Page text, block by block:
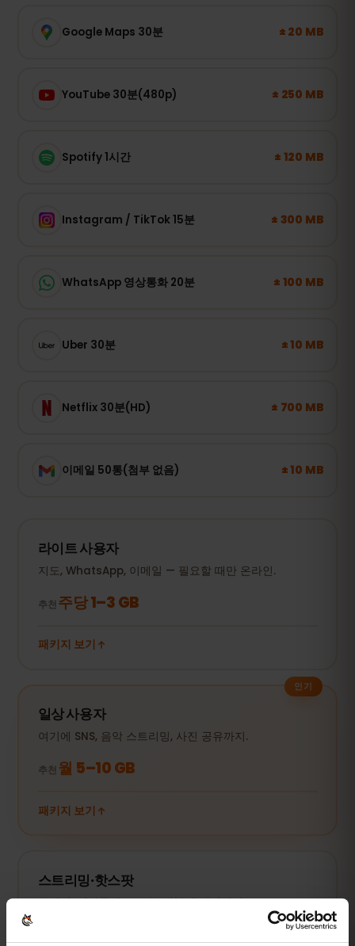
Google Maps 30분 ± 20 MB
YouTube 30분(480p) ± 250 MB
Spotify 1시간 ± 120 MB
Instagram / TikTok 15분 ± 300 MB
WhatsApp 영상통화 20분 ± 100 MB
Uber 30분 ± 10 MB
Netflix 30분(HD) ± 700 MB
이메일 50통(첨부 없음) ± 10 MB
라이트 사용자
지도, WhatsApp, 이메일 — 필요할 때만 온라인.
추천 주당 1–3 GB
패키지 보기
인기
일상 사용자
여기에 SNS, 음악 스트리밍, 사진 공유까지.
추천 월 5–10 GB
패키지 보기
스트리밍·핫스팟
동영상, 영상통화, 노트북·태블릿 연결까지.